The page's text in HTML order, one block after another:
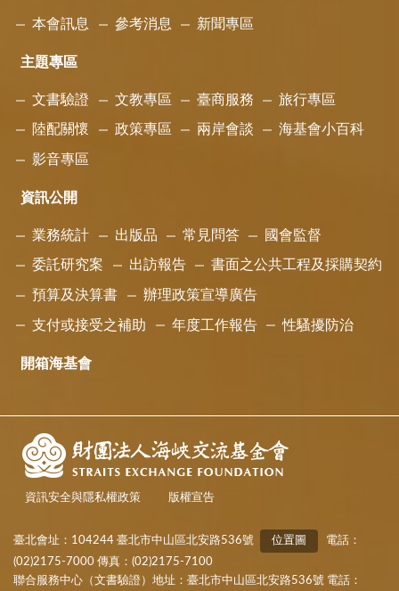
本會訊息 參考消息 新聞專區
主題專區
文書驗證 文教專區 臺商服務 旅行專區
陸配關懷 政策專區 兩岸會談 海基會小百科
影音專區
資訊公開
業務統計 出版品 常見問答 國會監督
委託研究案 出訪報告 書面之公共工程及採購契約
預算及決算書 辦理政策宣導廣告
支付或接受之補助 年度工作報告 性騷擾防治
開箱海基會
資訊安全與隱私權政策 版權宣告
臺北會址：104244 臺北市中山區北安路536號 位置圖
電話：
(02)2175-7000 傳真：(02)2175-7100
聯合服務中心（文書驗證）地址：臺北市中山區北安路536號 電話：